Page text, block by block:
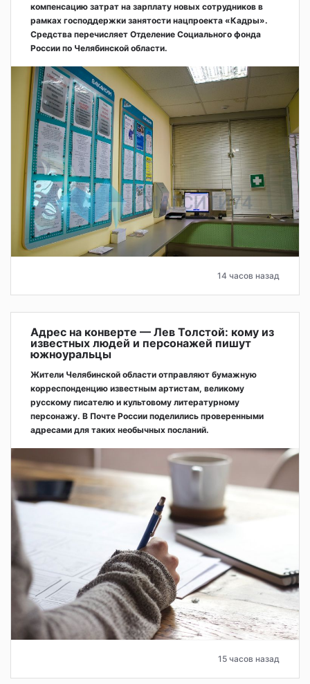
компенсацию затрат на зарплату новых сотрудников в
рамках господдержки занятости нацпроекта «Кадры».
Средства перечисляет Отделение Социального фонда
России по Челябинской области.
14 часов назад
Адрес на конверте — Лев Толстой: кому из
известных людей и персонажей пишут
южноуральцы
Жители Челябинской области отправляют бумажную
корреспонденцию известным артистам, великому
русскому писателю и культовому литературному
персонажу. В Почте России поделились проверенными
адресами для таких необычных посланий.
15 часов назад